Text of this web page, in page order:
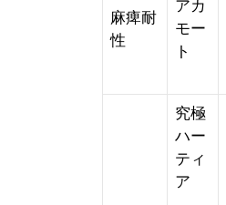
麻痺耐
性
アカ
モー
ト
究極
ハー
ティ
ア